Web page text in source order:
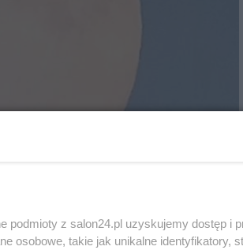
podmioty z salon24.pl uzyskujemy dostęp i
osobowe, takie jak unikalne identyfikatory,